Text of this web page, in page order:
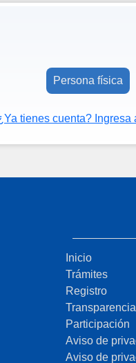
Persona física
tienes cuenta? Ingresa
Inicio
Trámites
Registro
Transparencia
Participación
Aviso de
Aviso de